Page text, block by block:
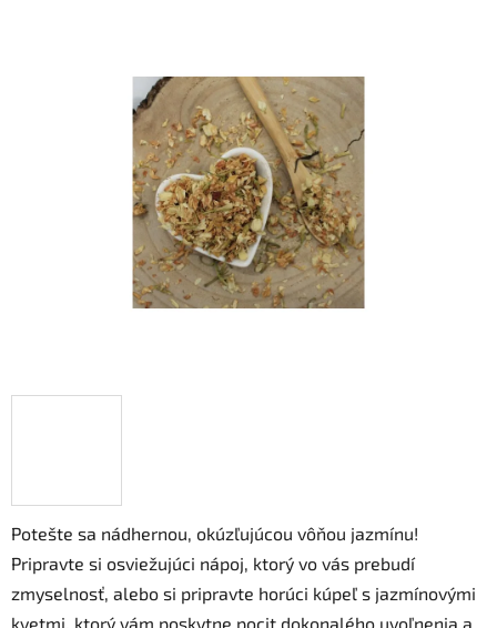
Potešte sa nádhernou, okúzľujúcou vôňou jazmínu!
Pripravte si osviežujúci nápoj, ktorý vo vás prebudí
zmyselnosť, alebo si pripravte horúci kúpeľ s jazmínovými
kvetmi, ktorý vám poskytne pocit dokonalého uvoľnenia a